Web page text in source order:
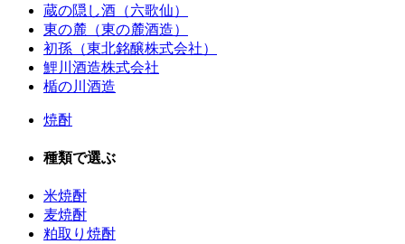
蔵の隠し酒（六歌仙）
東の麓（東の麓酒造）
初孫（東北銘醸株式会社）
鯉川酒造株式会社
楯の川酒造
焼酎
種類で選ぶ
米焼酎
麦焼酎
粕取り焼酎